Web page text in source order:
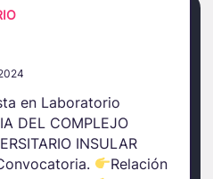
en Laboratorio
DEL COMPLEJO
INSULAR
Relación